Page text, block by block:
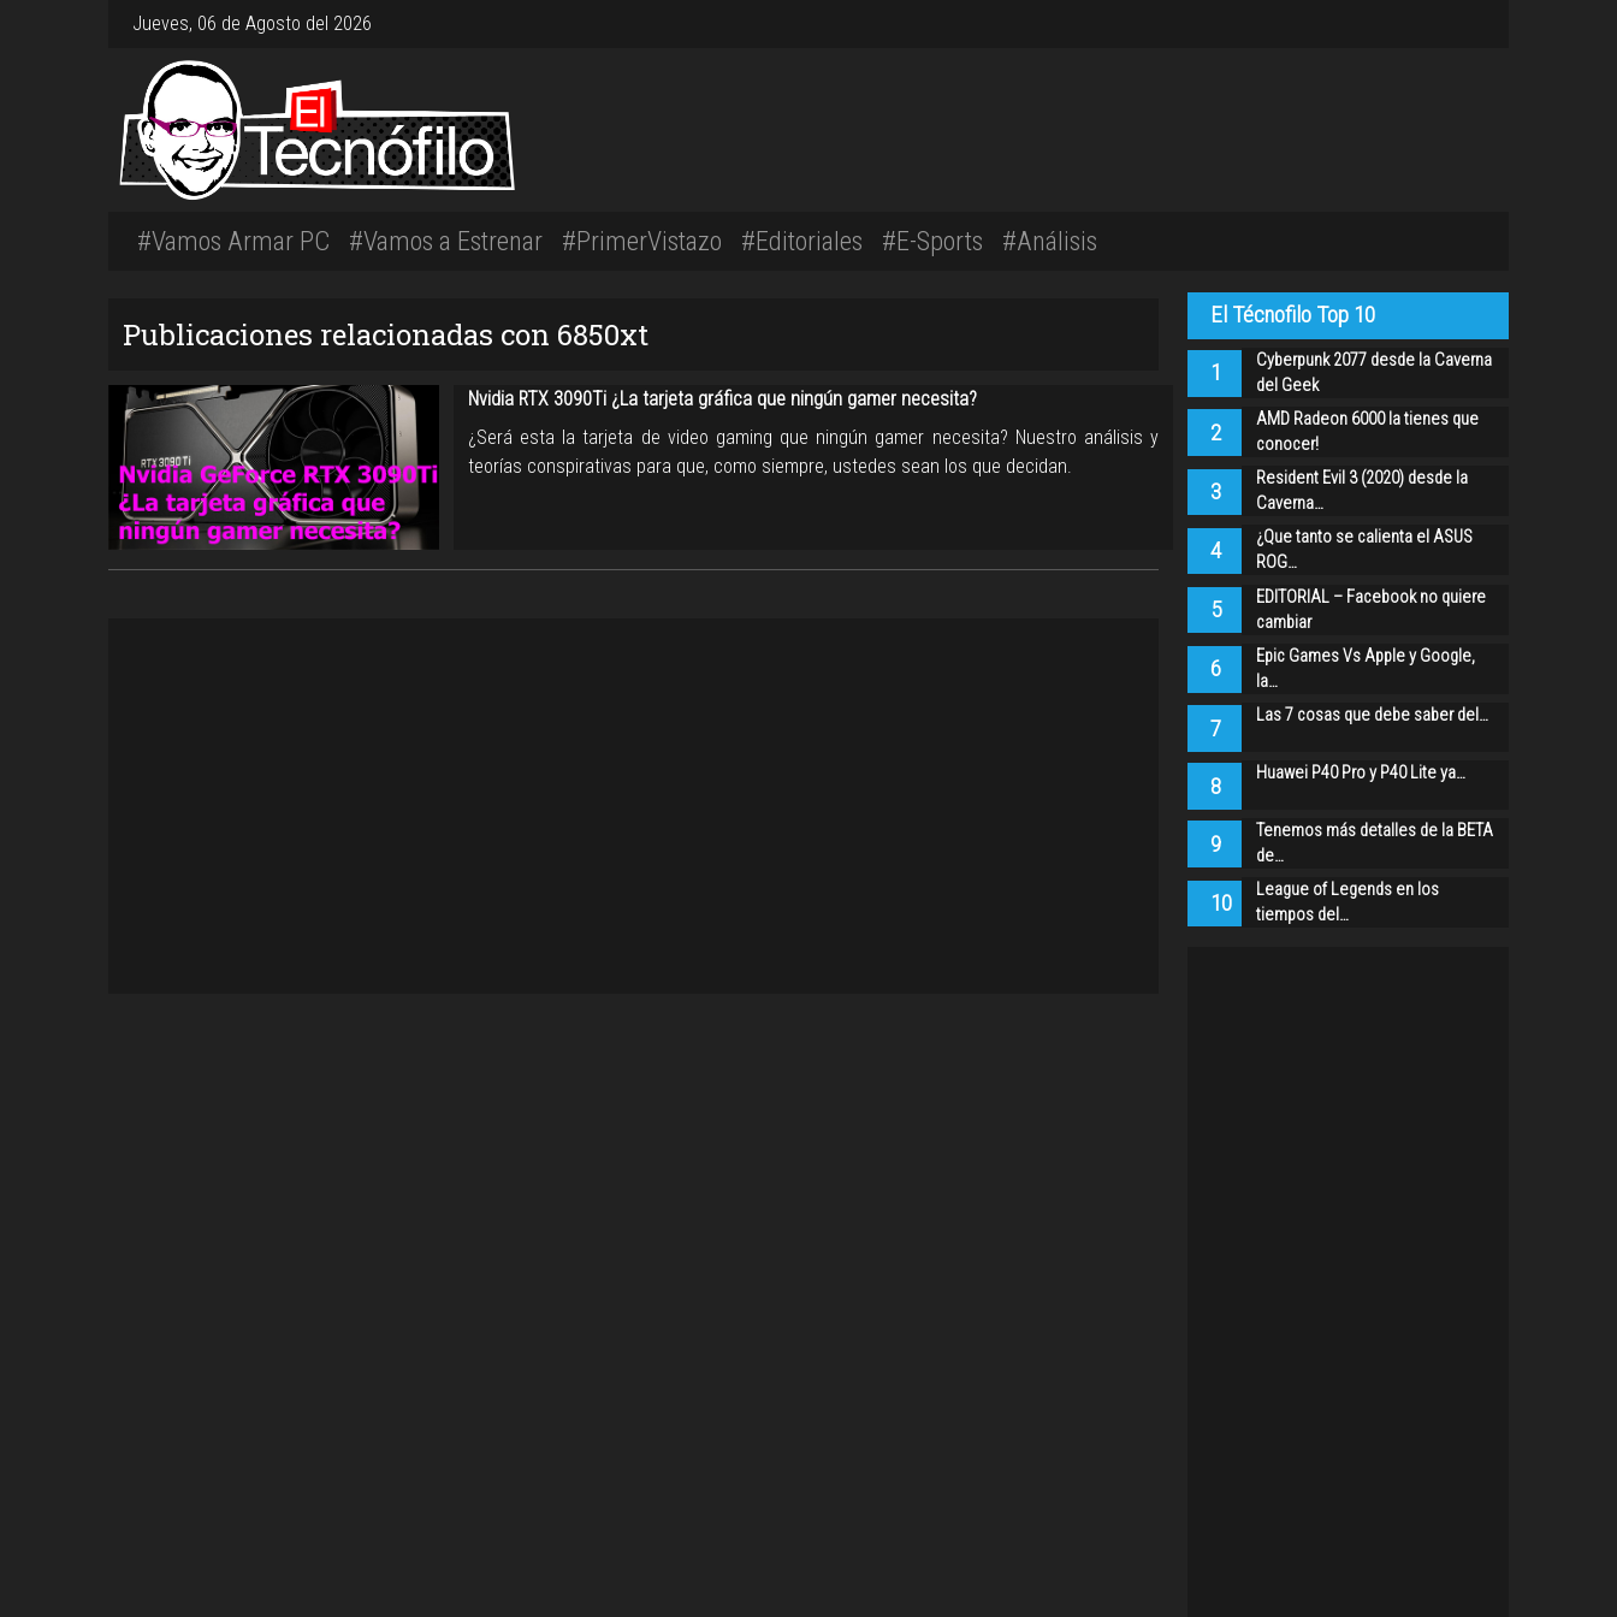
Jueves, 06 de Agosto del 2026
#Vamos Armar PC #Vamos a Estrenar #PrimerVistazo #Editoriales #E-Sports #Análisis
Publicaciones relacionadas con 6850xt
Nvidia RTX 3090Ti ¿La tarjeta gráfica que ningún gamer necesita?
¿Será esta la tarjeta de video gaming que ningún gamer necesita? Nuestro análisis y
teorías conspirativas para que, como siempre, ustedes sean los que decidan.
El Técnofilo Top 10
1
Cyberpunk 2077 desde la Caverna
del Geek
2
AMD Radeon 6000 la tienes que
conocer!
3
Resident Evil 3 (2020) desde la
Caverna…
4
¿Que tanto se calienta el ASUS
ROG…
5
EDITORIAL – Facebook no quiere
cambiar
6
Epic Games Vs Apple y Google,
la…
7 Las 7 cosas que debe saber del…
8 Huawei P40 Pro y P40 Lite ya…
9
Tenemos más detalles de la BETA
de…
10
League of Legends en los
tiempos del…